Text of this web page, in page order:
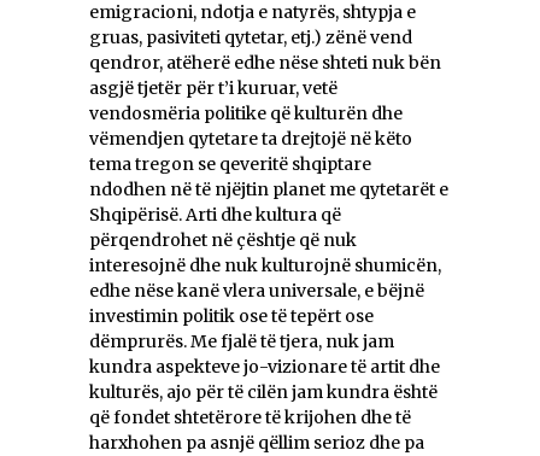
emigracioni, ndotja e natyrës, shtypja e
gruas, pasiviteti qytetar, etj.) zënë vend
qendror, atëherë edhe nëse shteti nuk bën
asgjë tjetër për t’i kuruar, vetë
vendosmëria politike që kulturën dhe
vëmendjen qytetare ta drejtojë në këto
tema tregon se qeveritë shqiptare
ndodhen në të njëjtin planet me qytetarët e
Shqipërisë. Arti dhe kultura që
përqendrohet në çështje që nuk
interesojnë dhe nuk kulturojnë shumicën,
edhe nëse kanë vlera universale, e bëjnë
investimin politik ose të tepërt ose
dëmprurës. Me fjalë të tjera, nuk jam
kundra aspekteve jo-vizionare të artit dhe
kulturës, ajo për të cilën jam kundra është
që fondet shtetërore të krijohen dhe të
harxhohen pa asnjë qëllim serioz dhe pa